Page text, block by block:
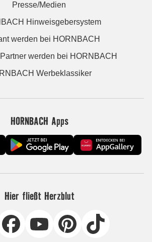
Presse/Medien
Hinweisgebersystem
werden bei HORNBACH
werden bei HORNBACH
Werbeklassiker
HORNBACH Apps
Hier fließt Herzblut